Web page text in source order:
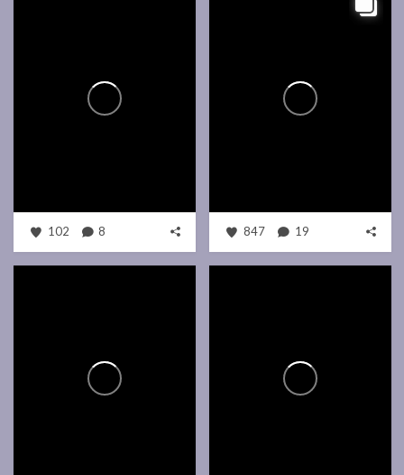
102 8 847 19